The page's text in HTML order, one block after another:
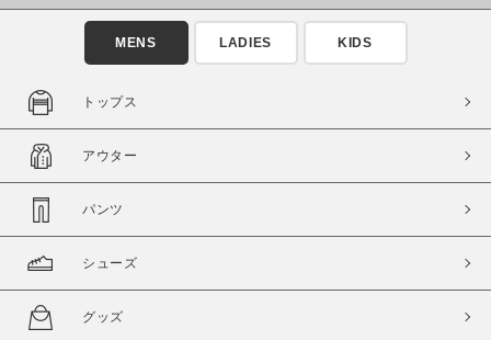
商品タイプ
通常商品 予約商品
在庫
在庫あり 在庫なし含む
MENS LADIES KIDS
トップス
アウター
パンツ
シューズ
グッズ